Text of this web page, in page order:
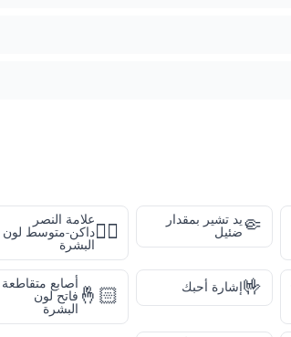
🤏يد تشير بمقدار
ضئيل
✌🏾
علامة النصر
داكن-متوسط لون
البشرة
🤟إشارة أحبك 🤞🏻
أصابع متقاطعة
فاتح لون
البشرة